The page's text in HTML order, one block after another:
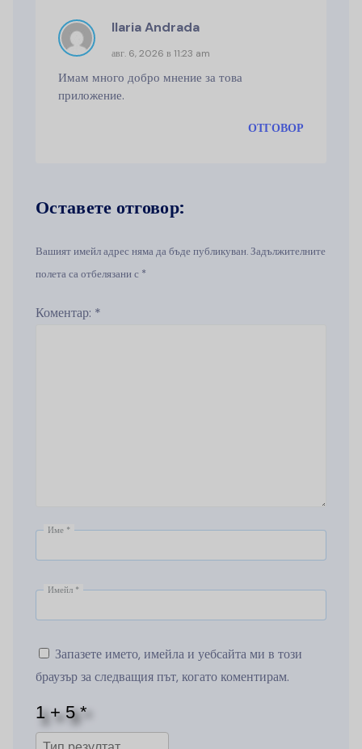
Ilaria Andrada
авг. 6, 2026 в 11:23 am
Имам много добро мнение за това
приложение.
ОТГОВОР
Оставете отговор:
Вашият имейл адрес няма да бъде публикуван. Задължителните
полета са отбелязани с *
Коментар: *
Име *
Имейл *
Запазете името, имейла и уебсайта ми в този
браузър за следващия път, когато коментирам.